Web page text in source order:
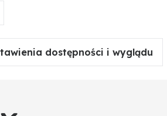
dostępności i wyglądu